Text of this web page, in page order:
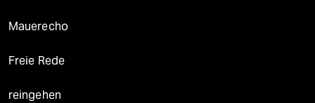
Mauerecho
Freie Rede
reingehen